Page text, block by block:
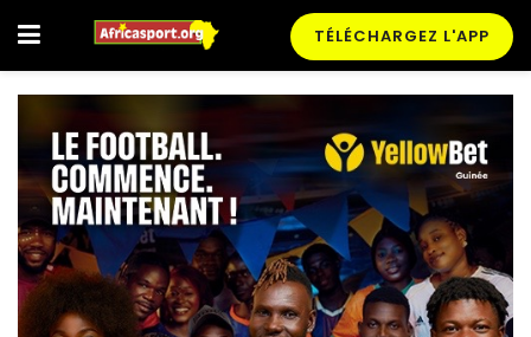
TÉLÉCHARGEZ L'APP